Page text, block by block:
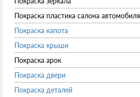
Покраска пластика салона автомобиля
Покраска капота
Покраска крыши
Покраска арок
Покраска двери
Покраска деталей